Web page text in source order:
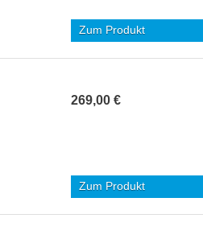
Zum Produkt
269,00 €
Zum Produkt